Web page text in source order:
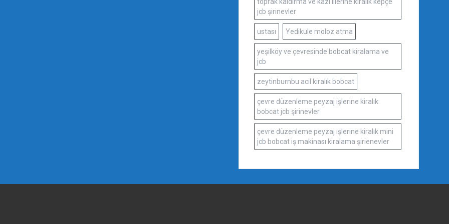
jcb şirinevler
ustası Yedikule moloz atma
yeşilköy ve çevresinde bobcat kiralama ve
jcb
zeytinburnbu acil kiralık bobcat
çevre düzenleme peyzaj işlerine kiralık
bobcat jcb şirinevler
çevre düzenleme peyzaj işlerine kiralık mini
jcb bobcat iş makinası kiralama şirienevler